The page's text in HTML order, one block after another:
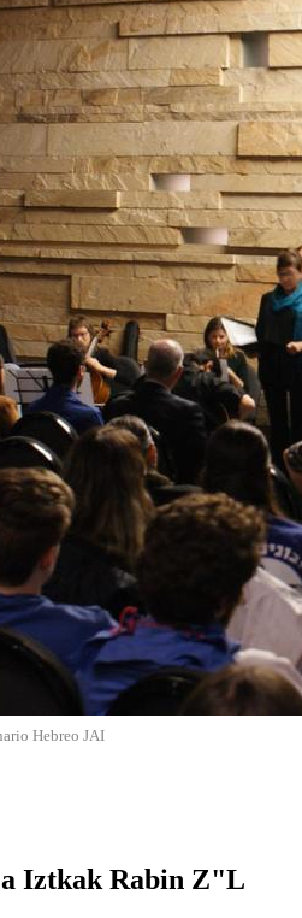
Hebreo JAI
a Iztkak Rabin Z"L